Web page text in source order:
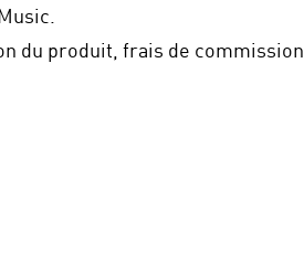
du produit, frais de commission